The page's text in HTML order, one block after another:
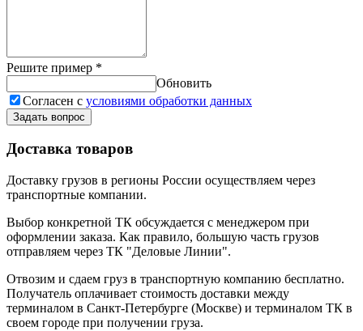
Решите пример *
Обновить
Согласен с условиями обработки данных
Задать вопрос
Доставка товаров
Доставку грузов в регионы России осуществляем через
транспортные компании.
Выбор конкретной ТК обсуждается с менеджером при
оформлении заказа. Как правило, большую часть грузов
отправляем через ТК "Деловые Линии".
Отвозим и сдаем груз в транспортную компанию бесплатно.
Получатель оплачивает стоимость доставки между
терминалом в Санкт-Петербурге (Москве) и терминалом ТК в
своем городе при получении груза.